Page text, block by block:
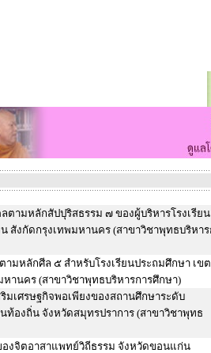
ตามหลักสัปปุริสธรรม ๗ ของผู้บริหารโรงเรียน
สังกัดกรุงเทพมหานคร (สาขาวิชาพุทธบริหาร
มหลักศีล ๕ สำหรับโรงเรียนประถมศึกษา เขต
านคร (สาขาวิชาพุทธบริหารการศึกษา)
มเศรษฐกิจพอเพียงของสถานศึกษาระดับ
ท้องถิ่น จังหวัดสมุทรปราการ (สาขาวิชาพุทธ
งจิตอาสาแพทย์วิถีธรรม จังหวัดขอนแก่น